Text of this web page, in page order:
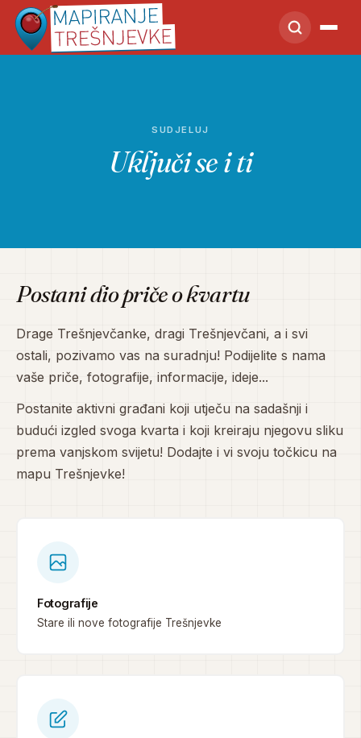
SUDJELUJ
Uključi se i ti
Postani dio priče o kvartu
Drage Trešnjevčanke, dragi Trešnjevčani, a i svi
ostali, pozivamo vas na suradnju! Podijelite s nama
vaše priče, fotografije, informacije, ideje...
Postanite aktivni građani koji utječu na sadašnji i
budući izgled svoga kvarta i koji kreiraju njegovu sliku
prema vanjskom svijetu! Dodajte i vi svoju točkicu na
mapu Trešnjevke!
Fotografije
Stare ili nove fotografije Trešnjevke